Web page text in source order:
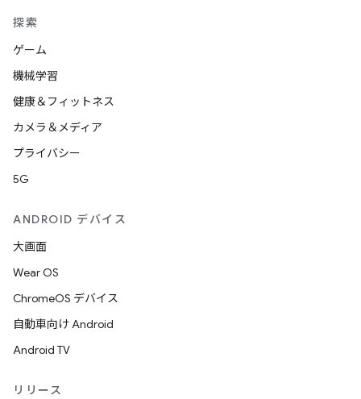
探索
ゲーム
機械学習
健康＆フィットネス
カメラ＆メディア
プライバシー
5G
ANDROID デバイス
大画面
Wear OS
ChromeOS デバイス
自動車向け Android
Android TV
リリース